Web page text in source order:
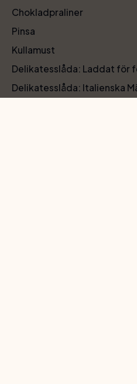
Chokladpraliner
Pinsa
Kullamust
Delikatesslåda: Laddat för
Delikatesslåda: Italienska